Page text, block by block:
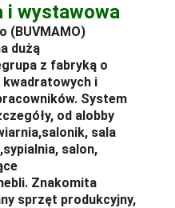
i wystawowa
(BUVMAMO)
dużą
grupa z fabryką o
i
System
od a lobby
salonik, sala
sypialnia, salon,
. Znakomita
sprzęt produkcyjny,